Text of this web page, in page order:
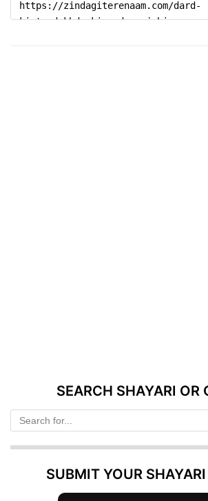
SEARCH SHAYARI OR
SUBMIT YOUR